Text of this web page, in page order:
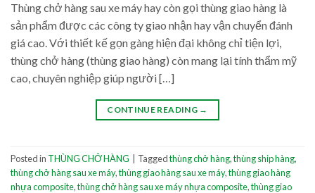
Thùng chở hàng sau xe máy hay còn gọi thùng giao hàng là
sản phẩm được các công ty giao nhận hay vận chuyển đánh
giá cao. Với thiết kế gọn gàng hiện đại không chỉ tiện lợi,
thùng chở hàng (thùng giao hàng) còn mang lại tính thẩm mỹ
cao, chuyên nghiệp giúp người […]
CONTINUE READING →
Posted in THÙNG CHỞ HÀNG Taggedthùng chở hàng,thùng ship hàng,
thùng chở hàng sau xe máy,thùng giao hàng sau xe máy,thùng giao hàng
nhựa composite,thùng chở hàng sau xe máy nhựa composite,thùng giao